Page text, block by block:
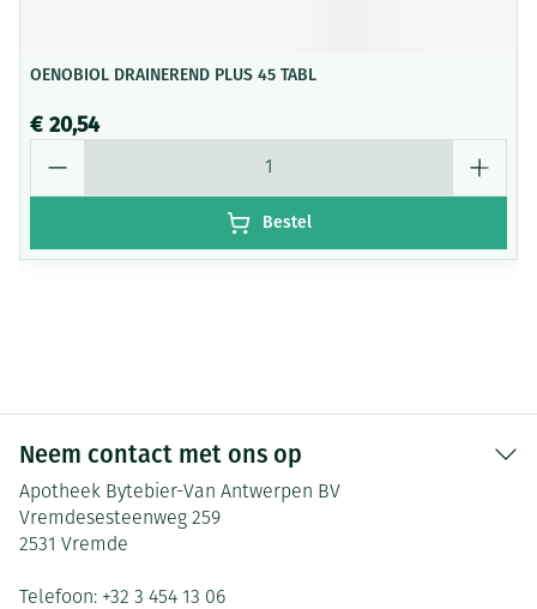
OENOBIOL DRAINEREND PLUS 45 TABL
€ 20,54
Bestel
Neem contact met ons op
Apotheek Bytebier-Van Antwerpen BV
Vremdesesteenweg 259
2531 Vremde
Telefoon: +32 3 454 13 06